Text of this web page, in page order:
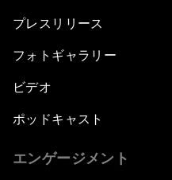
プレスリリース
フォトギャラリー
ビデオ
ポッドキャスト
エンゲージメント